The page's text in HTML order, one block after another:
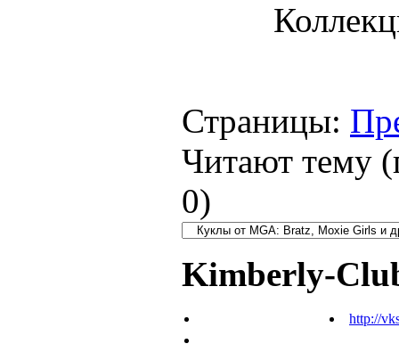
Страницы:
Читают тему
0)
Kimberly-
http://